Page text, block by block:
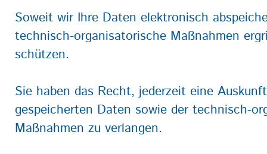
Soweit wir Ihre Daten elektronisch
technisch-organisatorische Maßnahmen
schützen.
Sie haben das Recht, jederzeit eine
gespeicherten Daten sowie der technisch-
Maßnahmen zu verlangen.